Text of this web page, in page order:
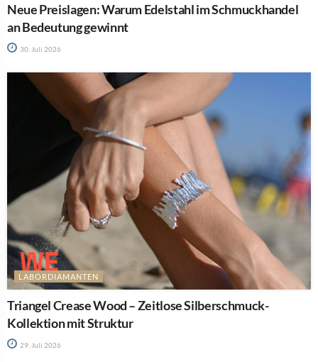
Neue Preislagen: Warum Edelstahl im Schmuckhandel
an Bedeutung gewinnt
30. Juli 2026
LABORDIAMANTEN
Triangel Crease Wood – Zeitlose Silberschmuck-
Kollektion mit Struktur
29. Juli 2026